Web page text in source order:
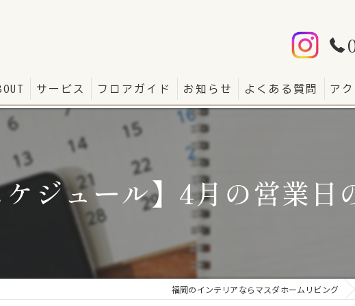
サービス フロアガイド お知らせ よくある質問 アク
ケジュール】4月の営業日
福岡のインテリアならマスダホームリビング